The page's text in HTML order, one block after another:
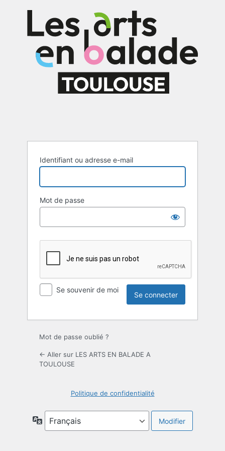
connecter
Identifiant ou adresse e-mail
Mot de passe
Se souvenir de moi
Mot de passe oublié ?
← Aller sur LES ARTS EN BALADE A
TOULOUSE
Politique de confidentialité
Langue